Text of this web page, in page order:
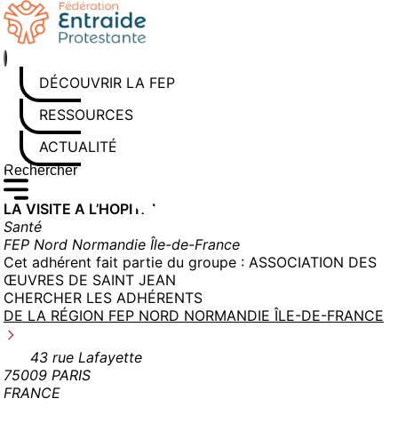
Aller
au
contenu
DÉCOUVRIR LA FEP
RESSOURCES
ACTUALITÉS
Rechercher sur le site
Saisissez au moins 3 caractères pour lancer la recherche
LA VISITE A L’HOPITAL
Santé
FEP Nord Normandie Île-de-France
Cet adhérent fait partie du groupe : ASSOCIATION DES
ŒUVRES DE SAINT JEAN
CHERCHER LES ADHÉRENTS
DE LA RÉGION FEP NORD NORMANDIE ÎLE-DE-FRANCE
43 rue Lafayette
75009 PARIS
FRANCE